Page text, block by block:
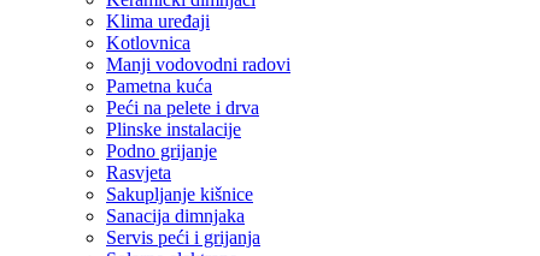
Klima uređaji
Kotlovnica
Manji vodovodni radovi
Pametna kuća
Peći na pelete i drva
Plinske instalacije
Podno grijanje
Rasvjeta
Sakupljanje kišnice
Sanacija dimnjaka
Servis peći i grijanja